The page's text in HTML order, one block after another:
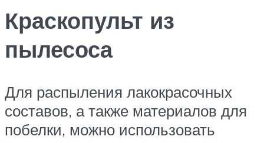
Краскопульт из
пылесоса
Для распыления лакокрасочных
составов, а также материалов для
побелки, можно использовать